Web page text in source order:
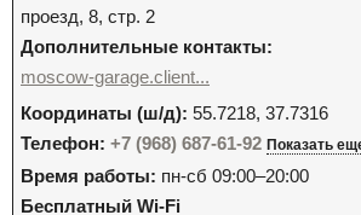
проезд, 8, стр. 2
Дополнительные контакты:
moscow-garage.client...
Координаты (ш/д): 55.7218, 37.7316
Телефон: +7 (968) 687-61-92 Показать
Время работы: пн-сб 09:00–20:00
Бесплатный Wi-Fi